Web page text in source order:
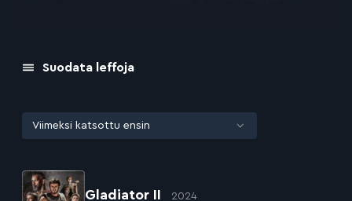
Suodata leffoja
Gladiator II 2024